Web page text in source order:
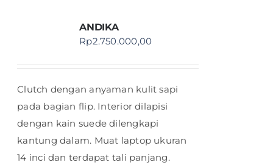
ANDIKA
Rp2.750.000,00
Clutch dengan anyaman kulit sapi
pada bagian flip. Interior dilapisi
dengan kain suede dilengkapi
kantung dalam. Muat laptop ukuran
14 inci dan terdapat tali panjang.